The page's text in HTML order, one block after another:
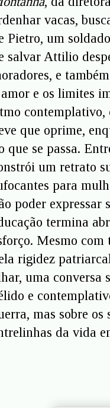
vacas,
Pietro, um
salvar Attilio
e
e os limites
contemplativo,
que oprime,
que se passa.
um retrato
para
poder expressar
termina
Mesmo
rigidez
uma conversa
e
mas sobre os
da vida